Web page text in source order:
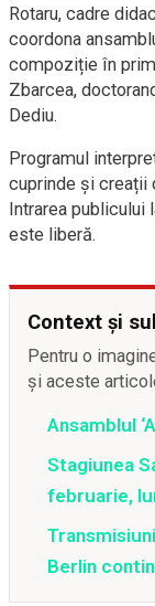
Rotaru, cadre
coordona
compoziție în
Zbarcea,
Dediu.
Programul
cuprinde și creații
Intrarea publicului
este liberă.
Context și
Pentru o
și aceste
Ansamblul
Stagiunea
februarie,
Berlin